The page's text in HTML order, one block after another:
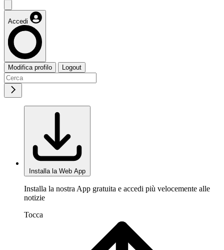
Accedi
Modifica profilo Logout
Installa la Web App
Installa la nostra App gratuita e accedi più velocemente alle
notizie
Tocca